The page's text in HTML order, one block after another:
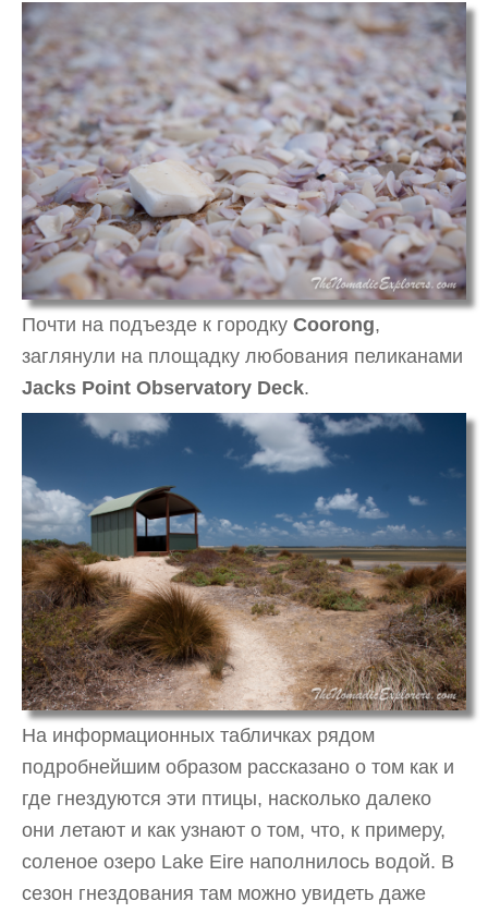
Почти на подъезде к городку Coorong,
заглянули на площадку любования пеликанами
Jacks Point Observatory Deck.
На информационных табличках рядом
подробнейшим образом рассказано о том как и
где гнездуются эти птицы, насколько далеко
они летают и как узнают о том, что, к примеру,
соленое озеро Lake Eire наполнилось водой. В
сезон гнездования там можно увидеть даже